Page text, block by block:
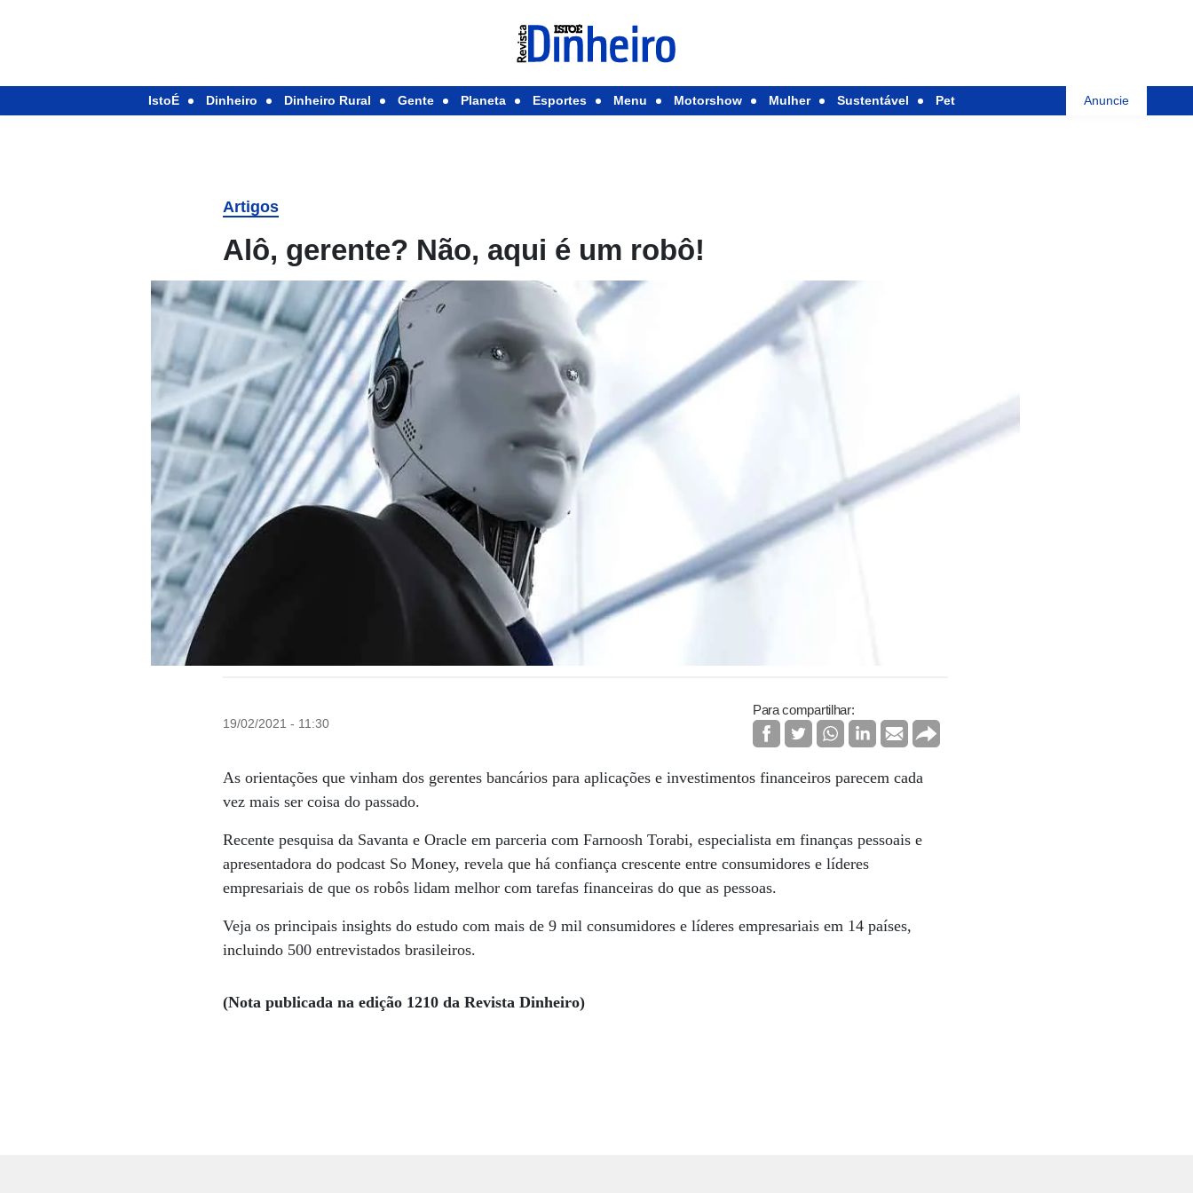
IstoÉ Dinheiro Dinheiro Rural Gente Planeta Esportes Menu Motorshow Mulher Sustentável Pet Anuncie
Artigos
Alô, gerente? Não, aqui é um robô!
19/02/2021 - 11:30
Para compartilhar:
As orientações que vinham dos gerentes bancários para aplicações e investimentos financeiros parecem cada
vez mais ser coisa do passado.
Recente pesquisa da Savanta e Oracle em parceria com Farnoosh Torabi, especialista em finanças pessoais e
apresentadora do podcast So Money, revela que há confiança crescente entre consumidores e líderes
empresariais de que os robôs lidam melhor com tarefas financeiras do que as pessoas.
Veja os principais insights do estudo com mais de 9 mil consumidores e líderes empresariais em 14 países,
incluindo 500 entrevistados brasileiros.
(Nota publicada na edição 1210 da Revista Dinheiro)